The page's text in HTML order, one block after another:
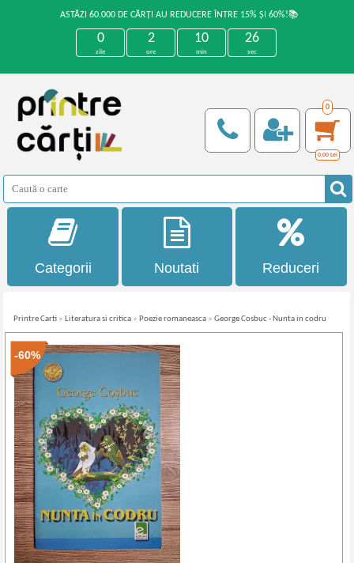
ASTĂZI 60.000 DE CĂRȚI AU REDUCERE ÎNTRE 15% ȘI 60%!📚
0
zile
2
ore
10
min
26
sec
0
0,00 Lei
Categorii Noutati Reduceri
Printre Carti » Literatura si critica » Poezie romaneasca »George Cosbuc - Nunta in codru
-60%